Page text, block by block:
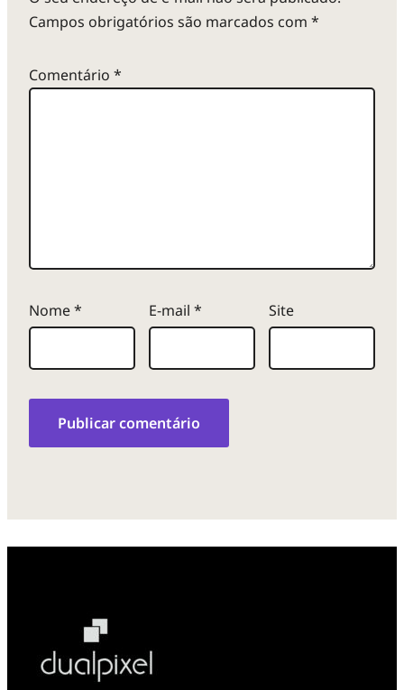
Campos obrigatórios são marcados com *
Comentário *
Nome* E-mail * Site